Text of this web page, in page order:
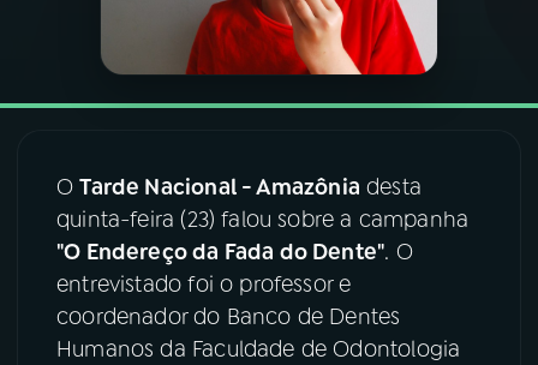
VIDEOCASTS
FESTIVAL DE MÚSICA
ACOMPANHE A RÁDIO NACIONAL
Facebook
OTarde Nacional - Amazônia desta
quinta-feira (23) falou sobre a campanha
"O Endereço da Fada do Dente". O
entrevistado foi o professor e
coordenador do Banco de Dentes
Humanos da Faculdade de Odontologia